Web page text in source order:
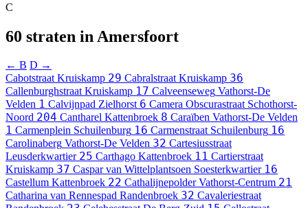
C
60 straten in Amersfoort
← B D →
Cabotstraat Kruiskamp 29 Cabralstraat Kruiskamp 36
Callenburghstraat Kruiskamp 17 Calveenseweg Vathorst-De
Velden 1 Calvijnpad Zielhorst 6 Camera Obscurastraat Schothorst-
Noord 204 Cantharel Kattenbroek 8 Caraïben Vathorst-De Velden
1 Carmenplein Schuilenburg 16 Carmenstraat Schuilenburg 16
Carolinaberg Vathorst-De Velden 32 Cartesiusstraat
Leusderkwartier 25 Carthago Kattenbroek 11 Cartierstraat
Kruiskamp 37 Caspar van Wittelplantsoen Soesterkwartier 16
Castellum Kattenbroek 22 Cathalijnepolder Vathorst-Centrum 21
Catharina van Rennespad Randenbroek 32 Cavaleriestraat